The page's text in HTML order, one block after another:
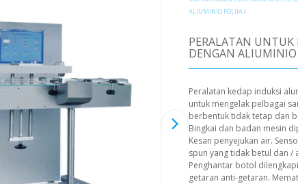
ALIUMINIO FOLIJA/
PERALATAN
DENGAN ALIUMINIO
Peralatan kedap induksi
untuk mengelak pelbagai
berbentuk tidak tetap dan
Bingkai dan badan mesin
Kesan penyejukan air.
spun yang tidak betul dan /
Penghantar botol
getaran anti-getaran.